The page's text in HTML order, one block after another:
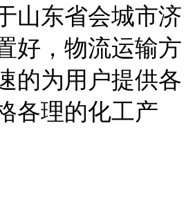
山东省会城市济
好，物流运输方
的为用户提供各
各理的化工产